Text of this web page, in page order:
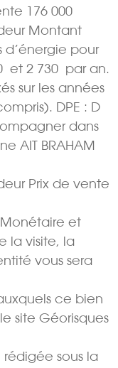
176 000 
Montant
d’énergie pour
et 2 730  par an.
sur les années
DPE : D
dans
AIT BRAHAM
Prix de vente
Monétaire et
la visite, la
vous sera
ce bien
site Géorisques
sous la